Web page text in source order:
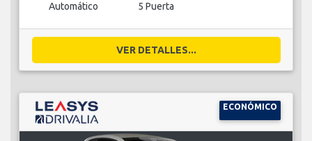
Automático 5 Puerta
VER DETALLES...
ECONÓMICO